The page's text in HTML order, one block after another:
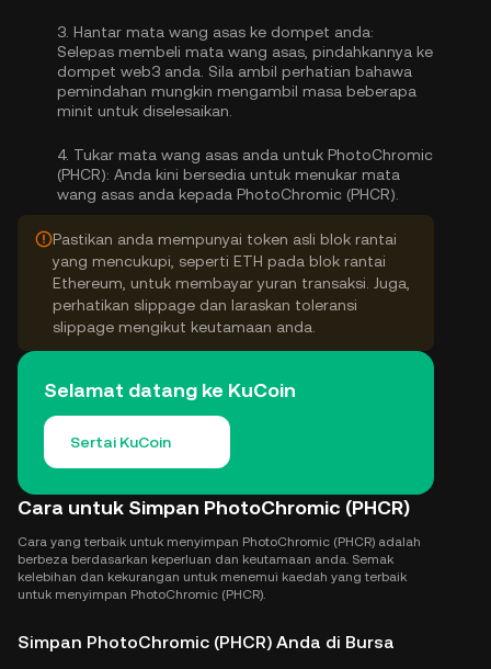
3. Hantar mata wang asas ke dompet anda:
Selepas membeli mata wang asas, pindahkannya ke
dompet web3 anda. Sila ambil perhatian bahawa
pemindahan mungkin mengambil masa beberapa
minit untuk diselesaikan.
4. Tukar mata wang asas anda untuk PhotoChromic
(PHCR): Anda kini bersedia untuk menukar mata
wang asas anda kepada PhotoChromic (PHCR).
Pastikan anda mempunyai token asli blok rantai
yang mencukupi, seperti ETH pada blok rantai
Ethereum, untuk membayar yuran transaksi. Juga,
perhatikan slippage dan laraskan toleransi
slippage mengikut keutamaan anda.
Selamat datang ke KuCoin
Sertai KuCoin
Cara untuk Simpan PhotoChromic (PHCR)
Cara yang terbaik untuk menyimpan PhotoChromic (PHCR) adalah
berbeza berdasarkan keperluan dan keutamaan anda. Semak
kelebihan dan kekurangan untuk menemui kaedah yang terbaik
untuk menyimpan PhotoChromic (PHCR).
Simpan PhotoChromic (PHCR) Anda di Bursa